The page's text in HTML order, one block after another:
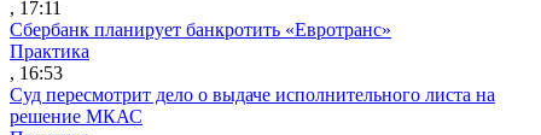
, 17:11
Сбербанк планирует банкротить «Евротранс»
Практика
, 16:53
Суд пересмотрит дело о выдаче исполнительного листа на
решение МКАС